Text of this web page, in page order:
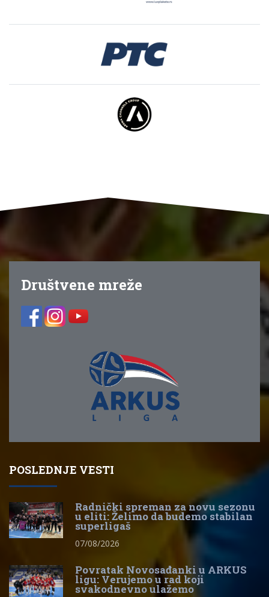
Društvene mreže
POSLEDNJE VESTI
Radnički spreman za novu sezonu
u eliti: Želimo da budemo stabilan
superligaš
07/08/2026
Povratak Novosađanki u ARKUS
ligu: Verujemo u rad koji
svakodnevno ulažemo